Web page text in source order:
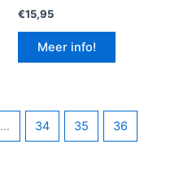
€15,95
Meer info!
… 34 35 36